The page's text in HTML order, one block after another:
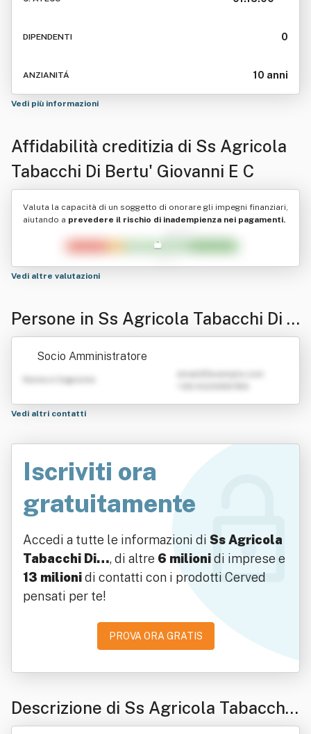
DIPENDENTI 0
ANZIANITÁ 10 anni
Vedi più informazioni
Affidabilità creditizia di Ss Agricola
Tabacchi Di Bertu' Giovanni E C
Valuta la capacità di un soggetto di onorare gli impegni finanziari,
aiutando a prevedere il rischio di inadempienza nei pagamenti.
Vedi altre valutazioni
Persone in Ss Agricola Tabacchi Di B
ertu' Giovanni E C
Socio Amministratore
Nome e Cognome
Vedi altri contatti
Iscriviti ora
gratuitamente
Accedi a tutte le informazioni di Ss Agricola
Tabacchi Di…, di altre 6 milionidi imprese e
13 milionidi contatti con i prodotti Cerved
pensati per te!
PROVA ORA GRATIS
Descrizione di Ss Agricola Tabacchi